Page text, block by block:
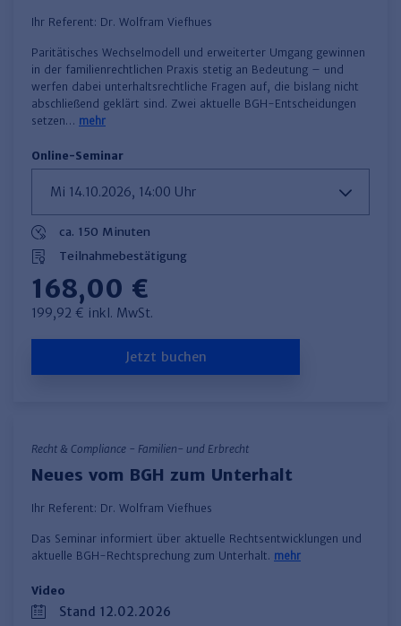
Ihr Referent: Dr. Wolfram Viefhues
Paritätisches Wechselmodell und erweiterter Umgang gewinnen
in der familienrechtlichen Praxis stetig an Bedeutung – und
werfen dabei unterhaltsrechtliche Fragen auf, die bislang nicht
abschließend geklärt sind. Zwei aktuelle BGH-Entscheidungen
setzen… mehr
Online-Seminar
ca. 150 Minuten
Teilnahmebestätigung
168,00 €
199,92 € inkl. MwSt.
Jetzt buchen
Recht & Compliance - Familien- und Erbrecht
Neues vom BGH zum Unterhalt
Ihr Referent: Dr. Wolfram Viefhues
Das Seminar informiert über aktuelle Rechtsentwicklungen und
aktuelle BGH-Rechtsprechung zum Unterhalt. mehr
Video
Stand 12.02.2026